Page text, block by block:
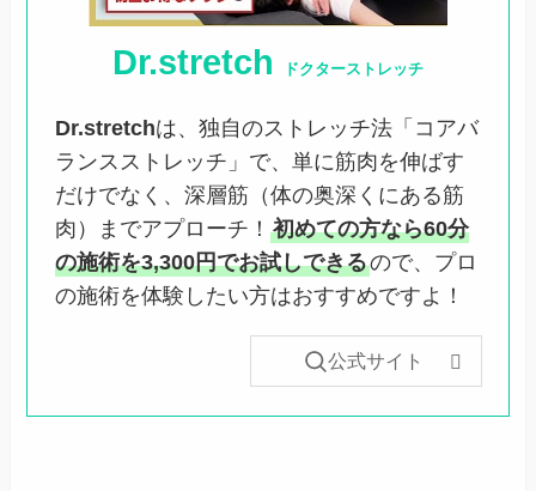
Dr.stretch ドクターストレッチ
Dr.stretchは、独自のストレッチ法「コアバ
ランスストレッチ」で、単に筋肉を伸ばす
だけでなく、深層筋（体の奥深くにある筋
肉）までアプローチ！ 初めての方なら60分
の施術を3,300円でお試しできるので、プロ
の施術を体験したい方はおすすめですよ！
公式サイト